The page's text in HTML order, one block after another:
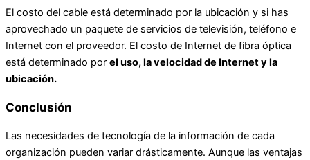
El costo del cable está determinado por la ubicación y si has
aprovechado un paquete de servicios de televisión, teléfono e
Internet con el proveedor. El costo de Internet de fibra óptica
está determinado por el uso, la velocidad de Internet y la
ubicación.
Conclusión
Las necesidades de tecnología de la información de cada
organización pueden variar drásticamente. Aunque las ventajas